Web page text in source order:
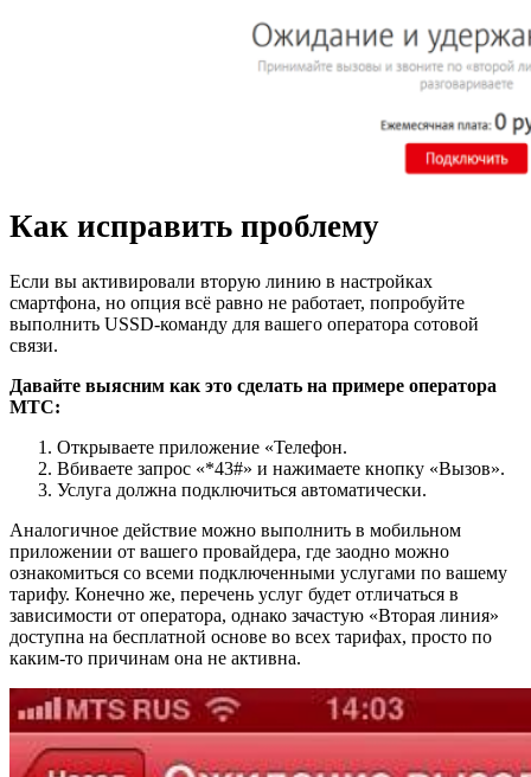
Как исправить проблему
Если вы активировали вторую линию в настройках
смартфона, но опция всё равно не работает, попробуйте
выполнить USSD-команду для вашего оператора сотовой
связи.
Давайте выясним как это сделать на примере оператора
МТС:
Открываете приложение «Телефон.
Вбиваете запрос «*43#» и нажимаете кнопку «Вызов».
Услуга должна подключиться автоматически.
Аналогичное действие можно выполнить в мобильном
приложении от вашего провайдера, где заодно можно
ознакомиться со всеми подключенными услугами по вашему
тарифу. Конечно же, перечень услуг будет отличаться в
зависимости от оператора, однако зачастую «Вторая линия»
доступна на бесплатной основе во всех тарифах, просто по
каким-то причинам она не активна.